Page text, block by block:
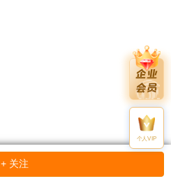
+ 关注
个人VIP